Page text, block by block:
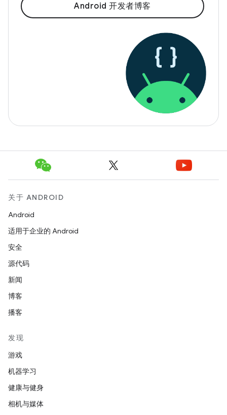
Android 开发者博客
关于 ANDROID
Android
适用于企业的 Android
安全
源代码
新闻
博客
播客
发现
游戏
机器学习
健康与健身
相机与媒体